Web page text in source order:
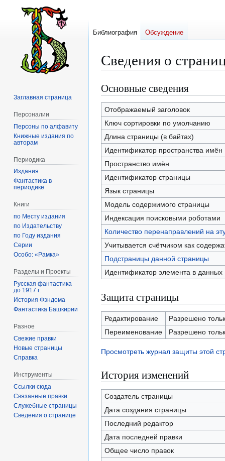
Сведения о
Перейти
к
навигации
Перейти
к
поиску
Основные сведения
Отображаемый заголовок
Ключ сортировки по умолчанию
Длина страницы (в байтах)
Идентификатор пространства имён
Пространство имён
Идентификатор страницы
Язык страницы
Модель содержимого страницы
Индексация поисковыми роботами
Количество перенаправлений на
Учитывается счётчиком как
Подстраницы данной страницы
Идентификатор элемента в данных
Защита страницы
Редактирование
Разрешено
Переименование
Разрешено
Просмотреть журнал защиты этой
История изменений
Создатель страницы
Дата создания страницы
Последний редактор
Дата последней правки
Общее число правок
Библиография Обсуждение
Заглавная страница
Персоналии
Персоны по алфавиту
Книжные издания по
авторам
Периодика
Издания
Фантастика в
периодике
Книги
по Месту издания
по Издательству
по Году издания
Серии
Особо: «Рамка»
Разделы и Проекты
Русская фантастика
до 1917 г.
История Фэндома
Фантастика Башкирии
Разное
Свежие правки
Новые страницы
Справка
Инструменты
Ссылки сюда
Связанные правки
Служебные страницы
Сведения о странице